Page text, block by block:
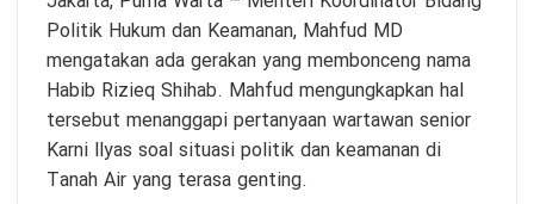
Politik Hukum dan Keamanan, Mahfud MD
mengatakan ada gerakan yang membonceng nama
Habib Rizieq Shihab. Mahfud mengungkapkan hal
tersebut menanggapi pertanyaan wartawan senior
Karni llyas soal situasi politik dan keamanan di
Tanah Air yang terasa genting.